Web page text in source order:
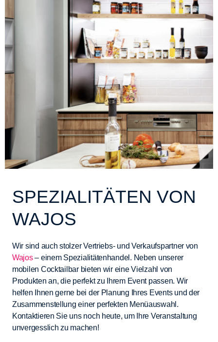
SPEZIALITÄTEN VON
WAJOS
Wir sind auch stolzer Vertriebs- und Verkaufspartner von
Wajos– einem Spezialitätenhandel. Neben unserer
mobilen Cocktailbar bieten wir eine Vielzahl von
Produkten an, die perfekt zu Ihrem Event passen. Wir
helfen Ihnen gerne bei der Planung Ihres Events und der
Zusammenstellung einer perfekten Menüauswahl.
Kontaktieren Sie uns noch heute, um Ihre Veranstaltung
unvergesslich zu machen!